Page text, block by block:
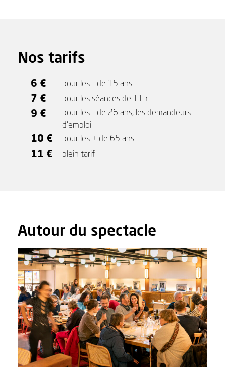
Nos tarifs
6 € pour les - de 15 ans
7 € pour les séances de 11h
9 €
pour les - de 26 ans, les demandeurs
d'emploi
10 € pour les + de 65 ans
11 € plein tarif
Autour du spectacle